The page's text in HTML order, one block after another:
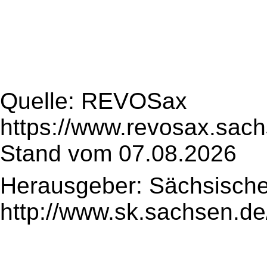
Quelle: REVOSax
https://
Stand vom 07.08.2026
Herausgeber:
http://